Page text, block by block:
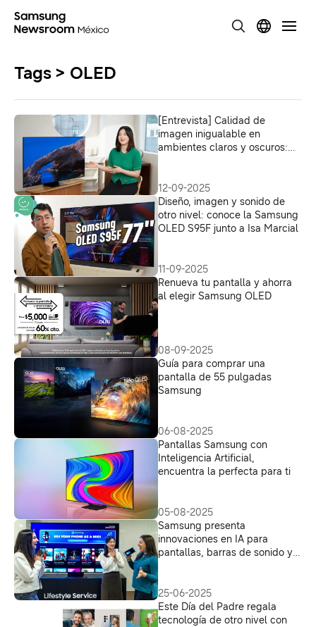
Tags > OLED
[Entrevista] Calidad de
imagen inigualable en
ambientes claros y oscuros:
12-09-2025
Diseño, imagen y sonido de
otro nivel: conoce la Samsung
OLED S95F junto a Isa Marcial
11-09-2025
Renueva tu pantalla y ahorra
al elegir Samsung OLED
08-09-2025
Guía para comprar una
pantalla de 55 pulgadas
Samsung
06-08-2025
Pantallas Samsung con
Inteligencia Artificial,
encuentra la perfecta para ti
05-08-2025
Samsung presenta
innovaciones en IA para
pantallas, barras de sonido y
25-06-2025
Este Día del Padre regala
tecnología de otro nivel con